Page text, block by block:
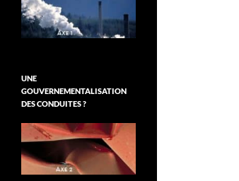
UNE
GOUVERNEMENTALISATION
DES CONDUITES ?